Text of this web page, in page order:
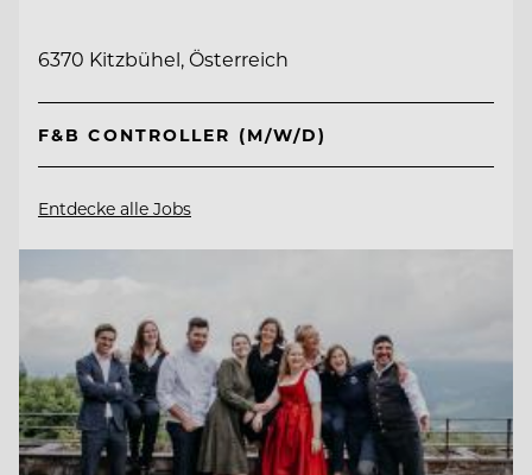
6370 Kitzbühel, Österreich
F&B CONTROLLER (M/W/D)
Entdecke alle Jobs